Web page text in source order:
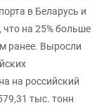
в Беларусь и
что на 25% больше
ранее. Выросли
на российский
тыс. тонн